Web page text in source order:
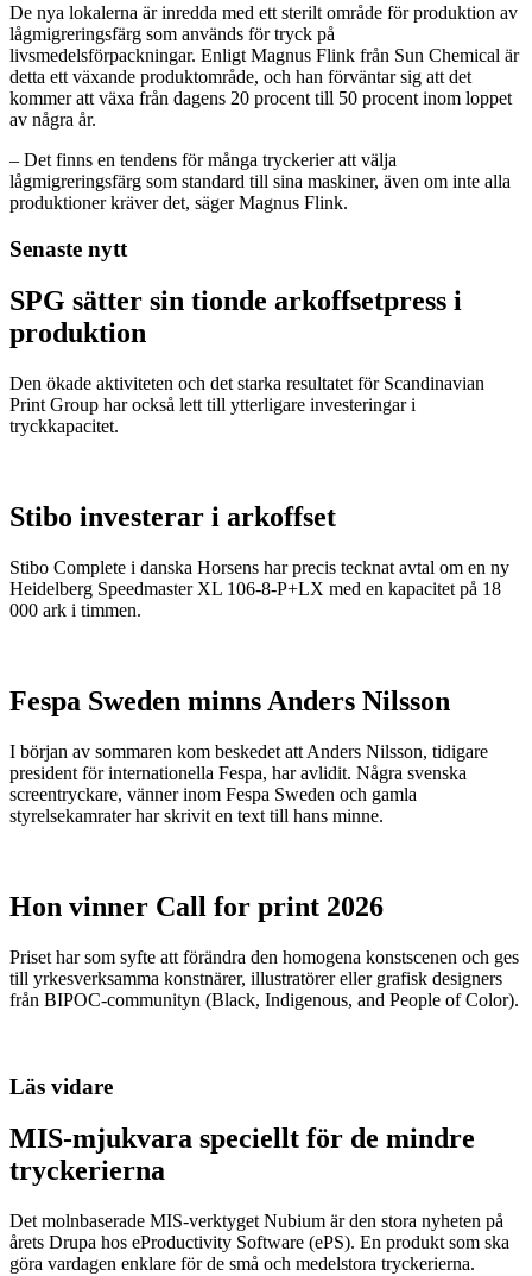
De nya lokalerna är inredda med ett sterilt område för produktion av
lågmigreringsfärg som används för tryck på
livsmedelsförpackningar. Enligt Magnus Flink från Sun Chemical är
detta ett växande produktområde, och han förväntar sig att det
kommer att växa från dagens 20 procent till 50 procent inom loppet
av några år.
– Det finns en tendens för många tryckerier att välja
lågmigreringsfärg som standard till sina maskiner, även om inte alla
produktioner kräver det, säger Magnus Flink.
Senaste nytt
SPG sätter sin tionde arkoffsetpress i
produktion
Den ökade aktiviteten och det starka resultatet för Scandinavian
Print Group har också lett till ytterligare investeringar i
tryckkapacitet.
Stibo investerar i arkoffset
Stibo Complete i danska Horsens har precis tecknat avtal om en ny
Heidelberg Speedmaster XL 106-8-P+LX med en kapacitet på 18
000 ark i timmen.
Fespa Sweden minns Anders Nilsson
I början av sommaren kom beskedet att Anders Nilsson, tidigare
president för internationella Fespa, har avlidit. Några svenska
screentryckare, vänner inom Fespa Sweden och gamla
styrelsekamrater har skrivit en text till hans minne.
Hon vinner Call for print 2026
Priset har som syfte att förändra den homogena konstscenen och ges
till yrkesverksamma konstnärer, illustratörer eller grafisk designers
från BIPOC-communityn (Black, Indigenous, and People of Color).
Läs vidare
MIS-mjukvara speciellt för de mindre
tryckerierna
Det molnbaserade MIS-verktyget Nubium är den stora nyheten på
årets Drupa hos eProductivity Software (ePS). En produkt som ska
göra vardagen enklare för de små och medelstora tryckerierna.